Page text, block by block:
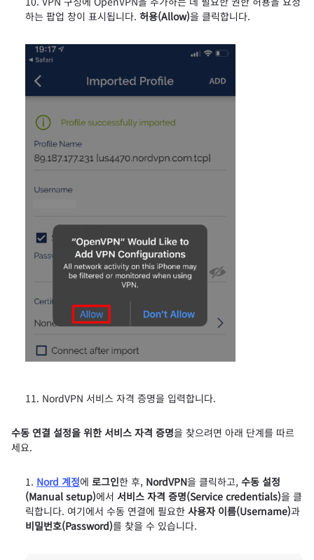
하는 팝업 창이 표시됩니다. 허용(Allow)을 클릭합니다.
NordVPN 서비스 자격 증명을 입력합니다.
수동 연결 설정을 위한 서비스 자격 증명을 찾으려면 아래 단계를 따르
세요.
Nord 계정에 로그인한 후, NordVPN을 클릭하고, 수동 설정
(Manual setup)에서 서비스 자격 증명(Service credentials)을 클
릭합니다. 여기에서 수동 연결에 필요한 사용자 이름(Username)과
비밀번호(Password)를 찾을 수 있습니다.